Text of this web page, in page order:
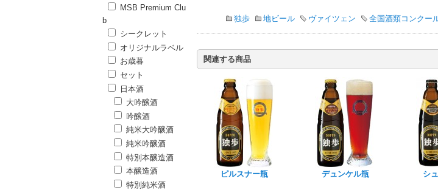
独歩 地ビール ヴァイツェン 全国酒類コンクー
関連する商品
ピルスナー瓶 デュンケル瓶 シ
MSB Premium Clu
b
シークレット
オリジナルラベル
お歳暮
セット
日本酒
大吟醸酒
吟醸酒
純米大吟醸酒
純米吟醸酒
特別本醸造酒
本醸造酒
特別純米酒